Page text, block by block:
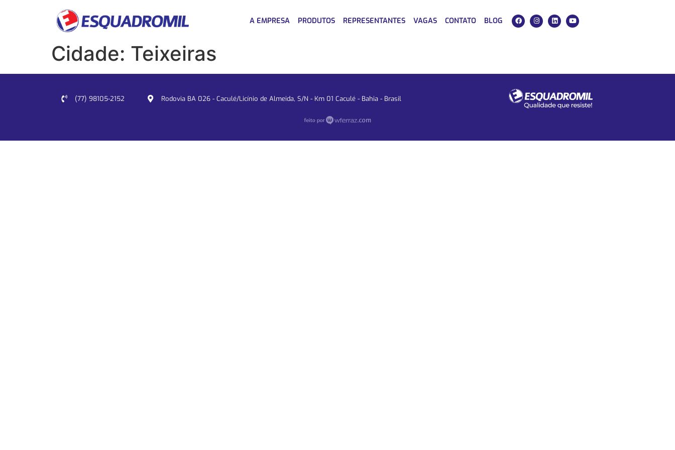
A EMPRESA PRODUTOS REPRESENTANTES VAGAS CONTATO BLOG
Cidade: Teixeiras
(77) 98105-2152 Rodovia BA 026 - Caculé/Licínio de Almeida, S/N - Km 01 Caculé - Bahia - Brasil